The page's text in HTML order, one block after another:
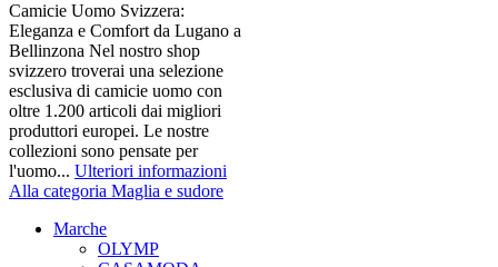
Camicie Uomo Svizzera:
Eleganza e Comfort da Lugano a
Bellinzona Nel nostro shop
svizzero troverai una selezione
esclusiva di camicie uomo con
oltre 1.200 articoli dai migliori
produttori europei. Le nostre
collezioni sono pensate per
l'uomo... Ulteriori informazioni
Alla categoria Maglia e sudore
Marche
OLYMP